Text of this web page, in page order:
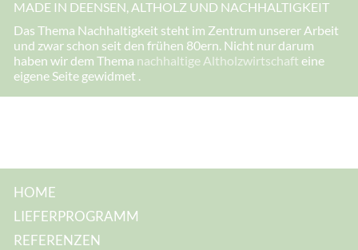
s
e
E
-
M
:
MADE IN DEENSEN, ALTHOLZ UND NACHHALTIGKEIT
Das Thema Nachhaltigkeit steht im Zentrum unserer Arbeit
und zwar schon seit den frühen 80ern. Nicht nur darum
haben wir dem Thema nachhaltige Altholzwirtschaft eine
eigene Seite gewidmet .
HOME
LIEFERPROGRAMM
REFERENZEN